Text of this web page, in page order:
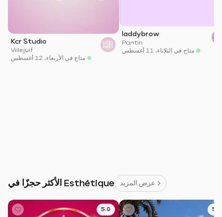
Kcr Studio
Villejuif
متاح في الأربعاء، 12 أغسطس
laddybrow
Pantin
متاح في الثلاثاء، 11 أغسطس
الأكثر حجزًا في Esthétique عرض المزيد
5.0 5.0